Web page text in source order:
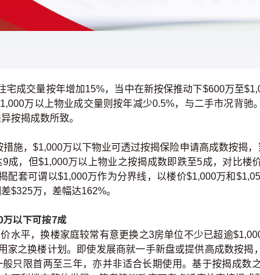
宅成交量按年增加15%，当中在新按保推动下$600万至
万以上物业成交量则按年减少0.5%，与二手市况背驰
按揭成数所致。
措施，$1,000万以下物业可透过按揭保险申请高成数按揭
成，但$1,000万以上物业之按揭成数即跌至5成，对比楼
配套可谓以$1,000万作为分界线，以楼价$1,000万和
$325万，差幅达162%。
以下可按7成
，换楼家庭较常有意更换之3房单位不少已超逾
家之换楼计划。即使发展商就一手新盘或提供高成数按揭
只限首两至三年，亦并非适合长期使用。基于按揭成数